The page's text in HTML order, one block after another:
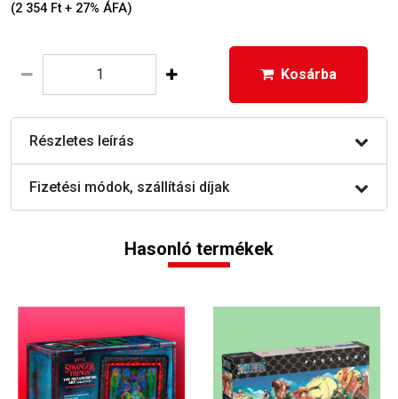
(2 354 Ft + 27% ÁFA)
Kosárba
Részletes leírás
Fizetési módok, szállítási díjak
Hasonló termékek